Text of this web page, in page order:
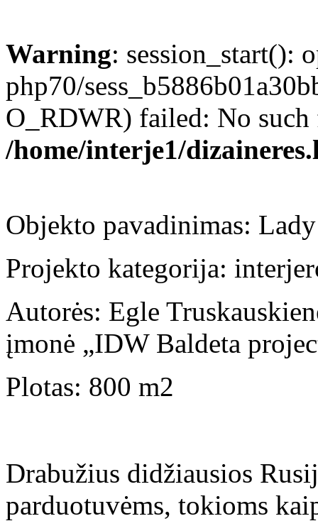
Warning: session_start():
php70/
O_RDWR) failed: No
/home/interje1/
Objekto pavadinimas:
Projekto kategorija:
Autorės: Egle
įmonė „IDW Baldeta
Plotas: 800 m2
Drabužius didžiausios
parduotuvėms, tokioms